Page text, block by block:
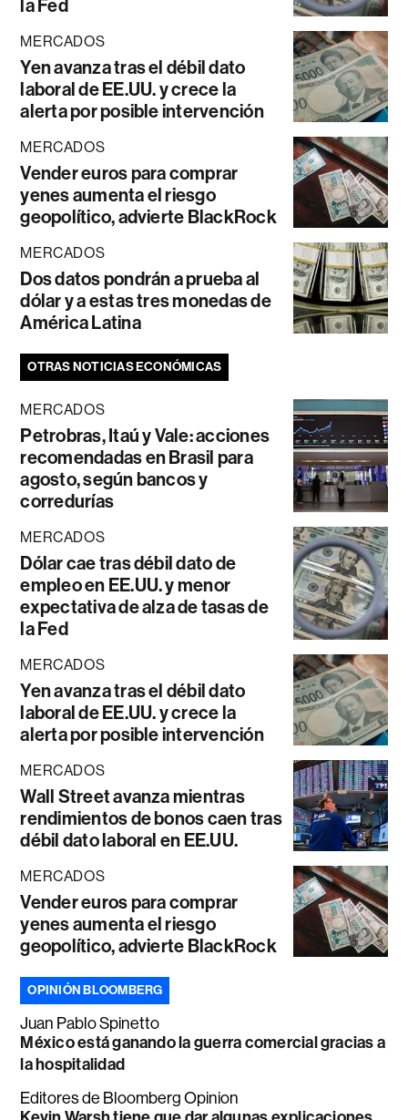
la Fed
MERCADOS
Yen avanza tras el débil dato
laboral de EE.UU. y crece la
alerta por posible intervención
MERCADOS
Vender euros para comprar
yenes aumenta el riesgo
geopolítico, advierte BlackRock
MERCADOS
Dos datos pondrán a prueba al
dólar y a estas tres monedas de
América Latina
OTRAS NOTICIAS ECONÓMICAS
MERCADOS
Petrobras, Itaú y Vale: acciones
recomendadas en Brasil para
agosto, según bancos y
corredurías
MERCADOS
Dólar cae tras débil dato de
empleo en EE.UU. y menor
expectativa de alza de tasas de
la Fed
MERCADOS
Yen avanza tras el débil dato
laboral de EE.UU. y crece la
alerta por posible intervención
MERCADOS
Wall Street avanza mientras
rendimientos de bonos caen tras
débil dato laboral en EE.UU.
MERCADOS
Vender euros para comprar
yenes aumenta el riesgo
geopolítico, advierte BlackRock
OPINIÓN BLOOMBERG
Juan Pablo Spinetto
México está ganando la guerra comercial gracias a
la hospitalidad
Editores de Bloomberg Opinion